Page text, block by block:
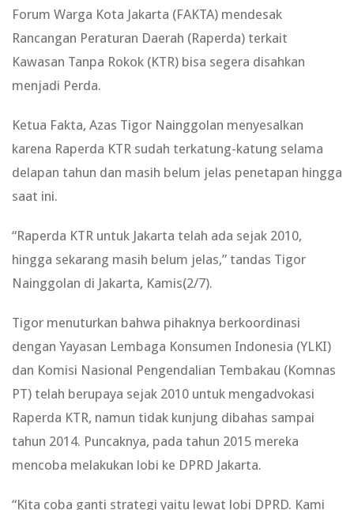
Forum Warga Kota Jakarta (FAKTA) mendesak
Rancangan Peraturan Daerah (Raperda) terkait
Kawasan Tanpa Rokok (KTR) bisa segera disahkan
menjadi Perda.
Ketua Fakta, Azas Tigor Nainggolan menyesalkan
karena Raperda KTR sudah terkatung-katung selama
delapan tahun dan masih belum jelas penetapan hingga
saat ini.
“Raperda KTR untuk Jakarta telah ada sejak 2010,
hingga sekarang masih belum jelas,” tandas Tigor
Nainggolan di Jakarta, Kamis(2/7).
Tigor menuturkan bahwa pihaknya berkoordinasi
dengan Yayasan Lembaga Konsumen Indonesia (YLKI)
dan Komisi Nasional Pengendalian Tembakau (Komnas
PT) telah berupaya sejak 2010 untuk mengadvokasi
Raperda KTR, namun tidak kunjung dibahas sampai
tahun 2014. Puncaknya, pada tahun 2015 mereka
mencoba melakukan lobi ke DPRD Jakarta.
“Kita coba ganti strategi yaitu lewat lobi DPRD. Kami